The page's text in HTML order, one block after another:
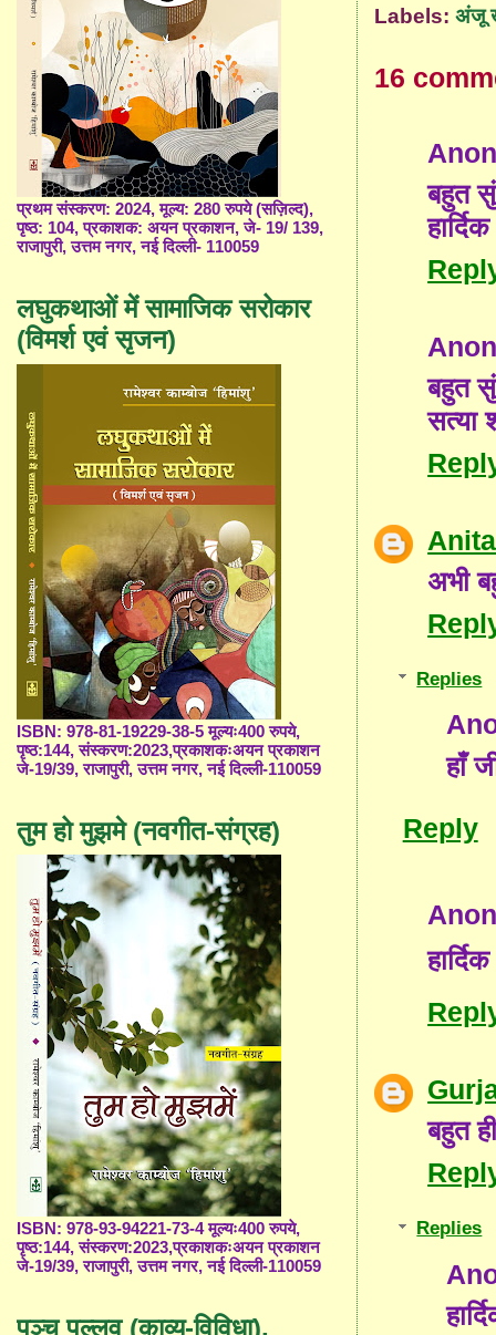
Labels:अंजू
16
बहुत
बहुत
सत्या
अभी
Replies
हाँ
Reply
बहुत
Replies
प्रथम संस्करण: 2024, मूल्य: 280 रुपये (सज़िल्द),
पृष्ठ: 104, प्रकाशक: अयन प्रकाशन, जे- 19/ 139,
राजापुरी, उत्तम नगर, नई दिल्ली- 110059
लघुकथाओं में सामाजिक सरोकार
(विमर्श एवं सृजन)
ISBN: 978-81-19229-38-5 मूल्यः400 रुपये,
पृष्ठ:144, संस्करण:2023,प्रकाशकःअयन प्रकाशन
जे-19/39, राजापुरी, उत्तम नगर, नई दिल्ली-110059
तुम हो मुझमे (नवगीत-संग्रह)
ISBN: 978-93-94221-73-4 मूल्यः400 रुपये,
पृष्ठ:144, संस्करण:2023,प्रकाशकःअयन प्रकाशन
जे-19/39, राजापुरी, उत्तम नगर, नई दिल्ली-110059
पञ्च पल्लव (काव्य-विविधा),